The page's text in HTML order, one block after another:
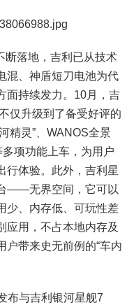
断落地，吉利已从技术
混、神盾短刀电池为代
面持续发力。10月，吉
仅升级到了备受好评的
精灵”、WANOS全景
项功能上车，为用户
行体验。此外，吉利星
——无界空间，它可以
少、内存低、可玩性差
应用，不占本地内存及
户带来史无前例的“车内
布与吉利银河星舰7